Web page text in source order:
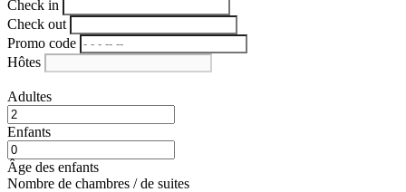
Check in
Check out
Promo code
Hôtes
Adultes
Enfants
Âge des enfants
Nombre de chambres / de suites